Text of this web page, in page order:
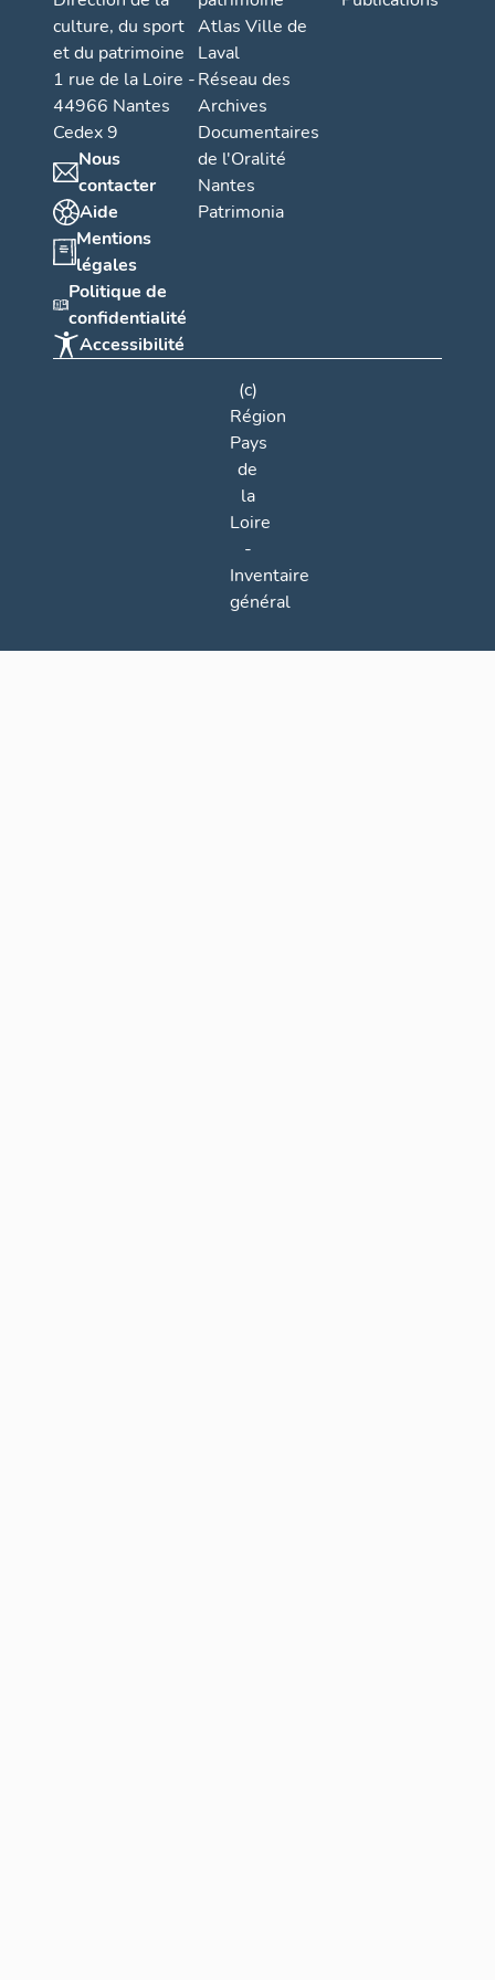
culture, du sport
et du patrimoine
1 rue de la Loire -
44966 Nantes
Cedex 9
Nous
contacter
Aide
Mentions
légales
Politique de
confidentialité
Accessibilité
Atlas Ville de
Laval
Réseau des
Archives
Documentaires
de l'Oralité
Nantes
Patrimonia
(c)
Région
Pays
de
la
Loire
-
Inventaire
général